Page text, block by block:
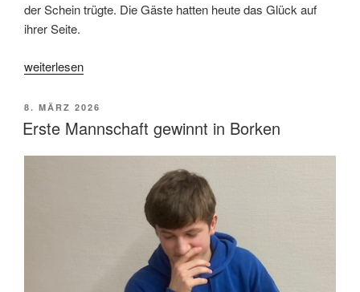
der Schein trügte. Die Gäste hatten heute das Glück auf
ihrer Seite.
„Erste
verliert
gegen
I“
weiterlesen
VERÖFFENTLICHT
AM
8. MÄRZ 2026
Erste Mannschaft gewinnt in Borken